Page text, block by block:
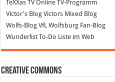
TeXXas TVOnline TV-Programm
Victor's Blog Victors Mixed Blog
Wolfs-Blog VfL Wolfsburg Fan-Blog
WunderlistTo-Do Liste im Web
Creative Commons